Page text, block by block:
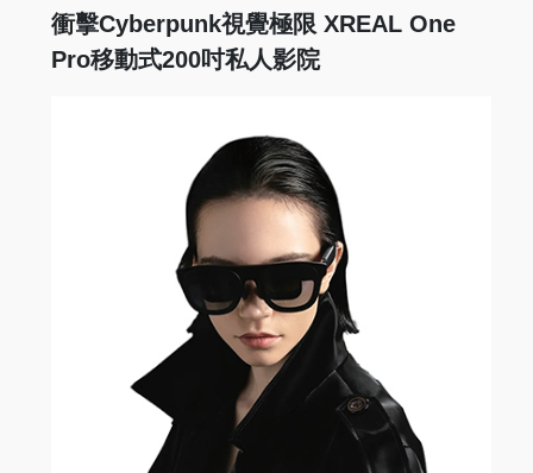
衝擊Cyberpunk視覺極限 XREAL One
Pro移動式200吋私人影院